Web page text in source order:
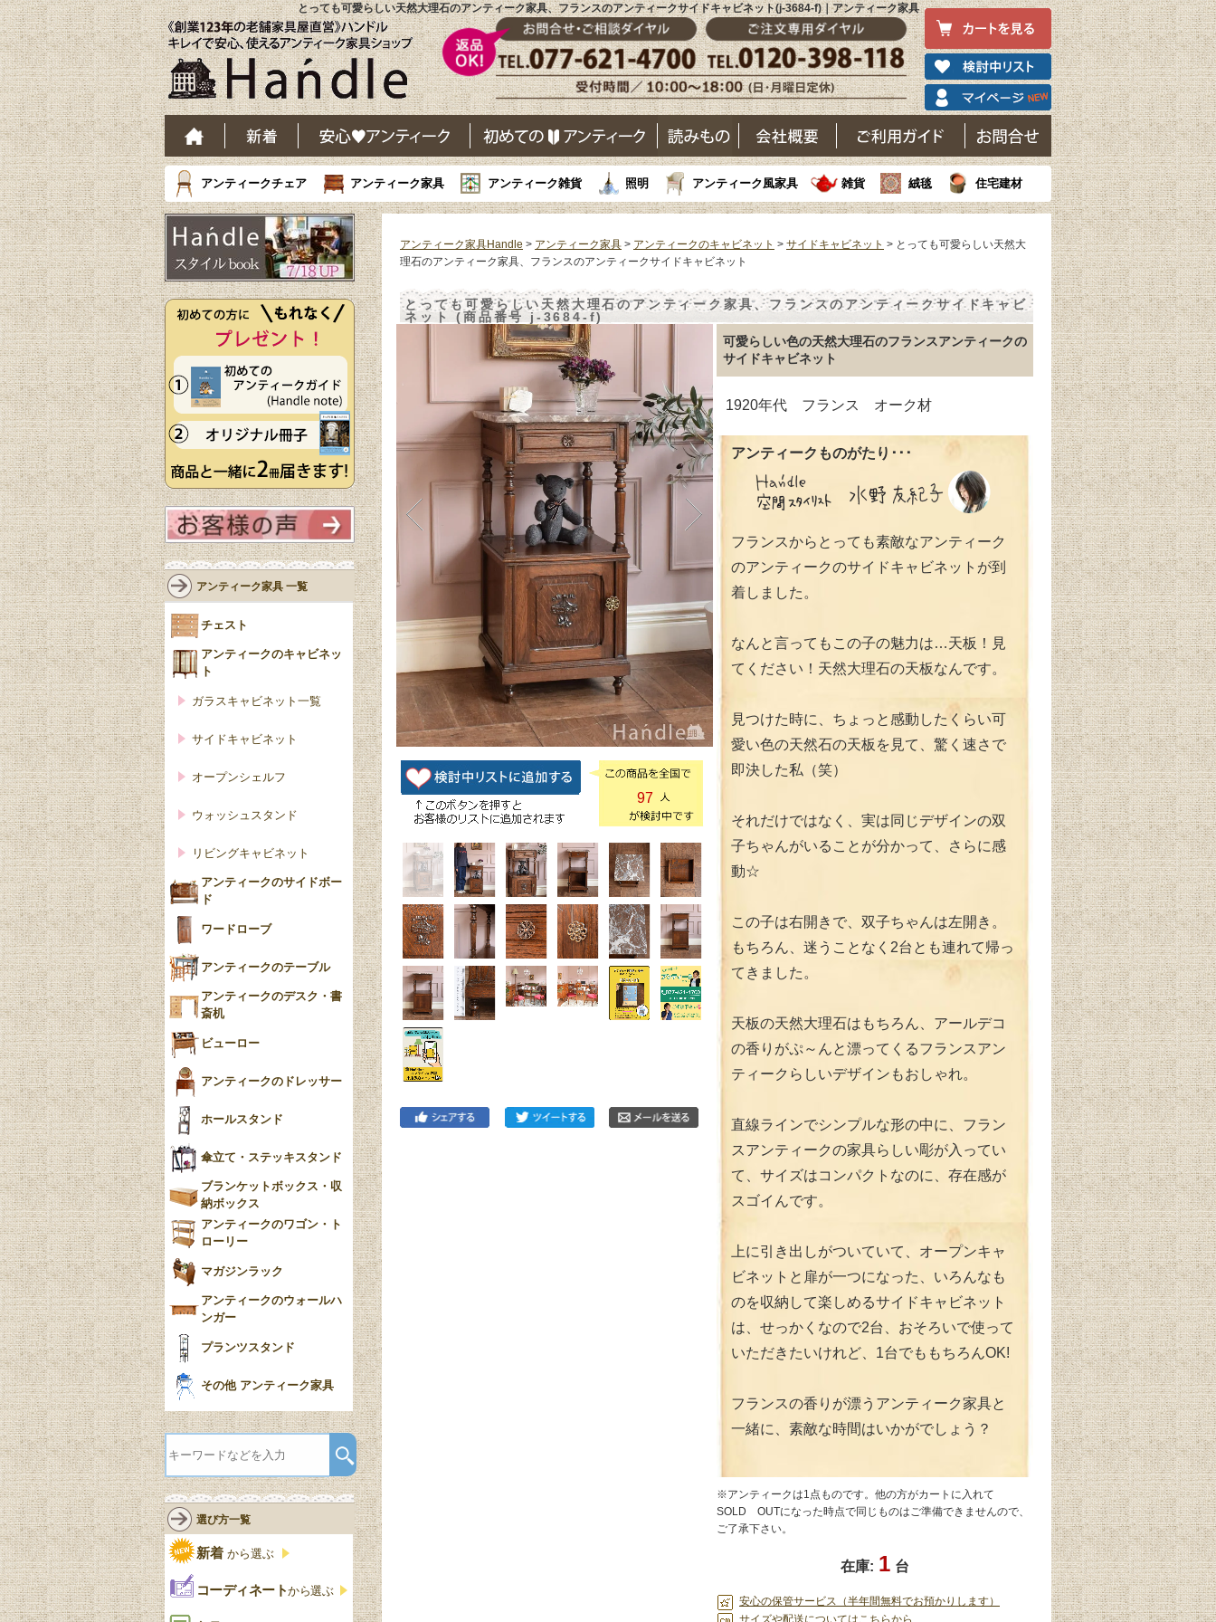
とっても可愛らしい天然大理石のアンティーク家具、フランスのアンティークサイドキャビネット(j-3684-f)｜アンティーク家具
アンティークチェア アンティーク家具 アンティーク雑貨 照明 アンティーク風家具 雑貨 絨毯 住宅建材
アンティーク家具Handle > アンティーク家具 > アンティークのキャビネット > サイドキャビネット > とっても可愛らしい天然大
理石のアンティーク家具、フランスのアンティークサイドキャビネット
とっても可愛らしい天然大理石のアンティーク家具、フランスのアンティークサイドキャビ
ネット (商品番号 j-3684-f)
97
可愛らしい色の天然大理石のフランスアンティークの
サイドキャビネット
1920年代 フランス オーク材
アンティークものがたり･･･
フランスからとっても素敵なアンティーク
のアンティークのサイドキャビネットが到
着しました。
なんと言ってもこの子の魅力は…天板！見
てください！天然大理石の天板なんです。
見つけた時に、ちょっと感動したくらい可
愛い色の天然石の天板を見て、驚く速さで
即決した私（笑）
それだけではなく、実は同じデザインの双
子ちゃんがいることが分かって、さらに感
動☆
この子は右開きで、双子ちゃんは左開き。
もちろん、迷うことなく2台とも連れて帰っ
てきました。
天板の天然大理石はもちろん、アールデコ
の香りがぷ～んと漂ってくるフランスアン
ティークらしいデザインもおしゃれ。
直線ラインでシンプルな形の中に、フラン
スアンティークの家具らしい彫が入ってい
て、サイズはコンパクトなのに、存在感が
スゴイんです。
上に引き出しがついていて、オープンキャ
ビネットと扉が一つになった、いろんなも
のを収納して楽しめるサイドキャビネット
は、せっかくなので2台、おそろいで使って
いただきたいけれど、1台でももちろんOK!
フランスの香りが漂うアンティーク家具と
一緒に、素敵な時間はいかがでしょう？
※アンティークは1点ものです。他の方がカートに入れて
SOLD OUTになった時点で同じものはご準備できませんので、
ご了承下さい。
在庫: 1 台
安心の保管サービス（半年間無料でお預かりします）
アンティーク家具 一覧
チェスト
アンティークのキャビネッ
ト
ガラスキャビネット一覧
サイドキャビネット
オープンシェルフ
ウォッシュスタンド
リビングキャビネット
アンティークのサイドボー
ド
ワードローブ
アンティークのテーブル
アンティークのデスク・書
斎机
ビューロー
アンティークのドレッサー
ホールスタンド
傘立て・ステッキスタンド
ブランケットボックス・収
納ボックス
アンティークのワゴン・ト
ローリー
マガジンラック
アンティークのウォールハ
ンガー
プランツスタンド
その他 アンティーク家具
選び方一覧
新着 から選ぶ
コーディネートから選ぶ